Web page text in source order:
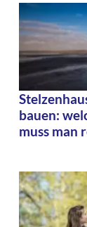
bauen:
muss man